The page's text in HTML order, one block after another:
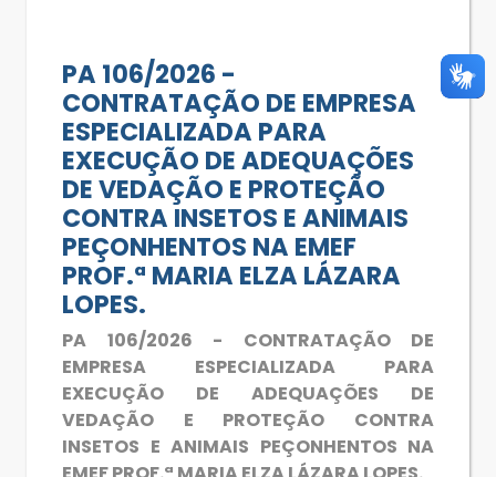
PA 106/2026 -
CONTRATAÇÃO DE EMPRESA
ESPECIALIZADA PARA
EXECUÇÃO DE ADEQUAÇÕES
DE VEDAÇÃO E PROTEÇÃO
CONTRA INSETOS E ANIMAIS
PEÇONHENTOS NA EMEF
PROF.ª MARIA ELZA LÁZARA
LOPES.
PA 106/2026 - CONTRATAÇÃO DE
EMPRESA ESPECIALIZADA PARA
EXECUÇÃO DE ADEQUAÇÕES DE
VEDAÇÃO E PROTEÇÃO CONTRA
INSETOS E ANIMAIS PEÇONHENTOS NA